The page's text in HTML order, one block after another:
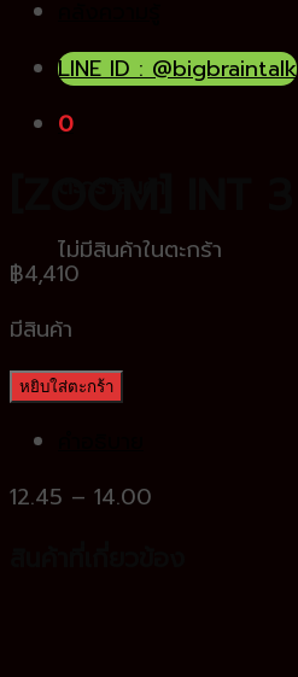
LINE ID : @bigbraintalk
0
ไม่มีสินค้าในตะกร้า
฿4,410
มีสินค้า
หยิบใส่ตะกร้า
12.45 – 14.00